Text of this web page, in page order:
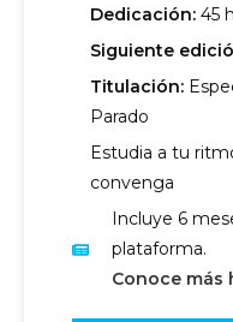
Dedicación: 45
Siguiente
Titulación:
Parado
Estudia a tu
convenga
Incluye 6
plataforma.
Conoce más